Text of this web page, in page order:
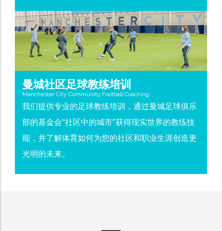
曼城社区足球教练培训
Manchester City Community Football Coaching
我们提供专业的足球教练培训，通过曼城足球俱乐
部的基金会“社区中的城市”获得现实世界的教练技
能，并了解体育如何为您的社区和职业生涯创造更
光明的未来。